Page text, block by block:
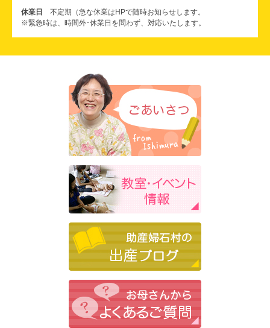
休業日
不定期（急な休業はHPで随時お知らせします。
※緊急時は、時間外･休業日を問わず、対応いたします。